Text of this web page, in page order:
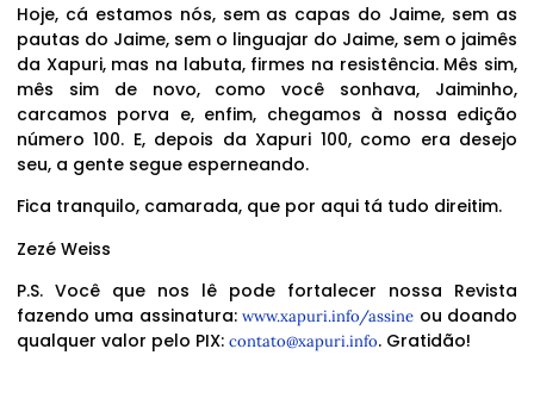
Hoje, cá estamos nós, sem as capas do Jaime, sem as
pautas do Jaime, sem o linguajar do Jaime, sem o jaimês
da Xapuri, mas na labuta, firmes na resistência. Mês sim,
mês sim de novo, como você sonhava, Jaiminho,
carcamos porva e, enfim, chegamos à nossa edição
número 100. E, depois da Xapuri 100, como era desejo
seu, a gente segue esperneando.
Fica tranquilo, camarada, que por aqui tá tudo direitim.
Zezé Weiss
P.S. Você que nos lê pode fortalecer nossa Revista
fazendo uma assinatura:www.xapuri.info/assine ou doando
qualquer valor pelo PIX: contato@xapuri.info. Gratidão!